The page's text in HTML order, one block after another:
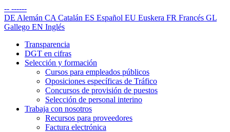
-- ------
DE Alemán CA Catalán ES Español EU Euskera FR Francés GL
Gallego EN Inglés
Transparencia
DGT en cifras
Selección y formación
Cursos para empleados públicos
Oposiciones específicas de Tráfico
Concursos de provisión de puestos
Selección de personal interino
Trabaja con nosotros
Recursos para proveedores
Factura electrónica